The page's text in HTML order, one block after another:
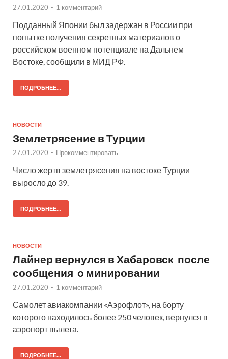
27.01.2020 - 1 комментарий
Подданный Японии был задержан в России при
попытке получения секретных материалов о
российском военном потенциале на Дальнем
Востоке, сообщили в МИД РФ.
ПОДРОБНЕЕ...
НОВОСТИ
Землетрясение в Турции
27.01.2020 - Прокомментировать
Число жертв землетрясения на востоке Турции
выросло до 39.
ПОДРОБНЕЕ...
НОВОСТИ
Лайнер вернулся в Хабаровск после
сообщения о минировании
27.01.2020 - 1 комментарий
Самолет авиакомпании «Аэрофлот», на борту
которого находилось более 250 человек, вернулся в
аэропорт вылета.
ПОДРОБНЕЕ...